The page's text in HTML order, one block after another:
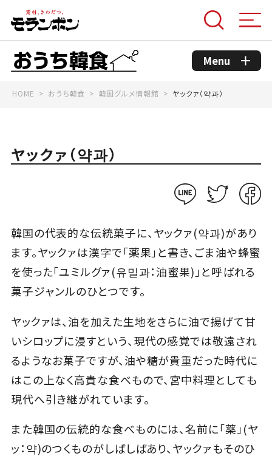
Menu
コンセプト
韓国グルメ情報館
HOME おうち韓食 韓国グルメ情報館 ヤックァ（약과）
ヤックァ（약과）
韓国の代表的な伝統菓子に、ヤックァ(약과)があり
ます。ヤックァは漢字で「薬果」と書き、ごま油や蜂蜜
を使った「ユミルグァ(유밀과：油蜜果)」と呼ばれる
菓子ジャンルのひとつです。
ヤックァは、油を加えた生地をさらに油で揚げて甘
いシロップに浸すという、現代の感覚では敬遠され
るようなお菓子ですが、油や糖が貴重だった時代に
はこの上なく高貴な食べもので、宮中料理としても
現代へ引き継がれています。
また韓国の伝統的な食べものには、名前に「薬」(ヤ
ッ：약)のつくものがしばしばあり、ヤックァもそのひ